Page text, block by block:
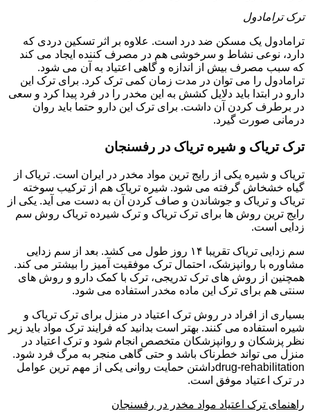
ترک ترامادول
ترامادول یک مسکن ضد درد است. علاوه بر اثر تسکین دردی که
دارد، نوعی نشاط و سرخوشی هم در مصرف کننده ایجاد می کند
که سبب مصرف بیش از اندازه و گاهی اعتیاد به آن می شود.
ترامادول را می توان در مدت زمان کمی ترک کرد. برای ترک این
دارو در ابتدا باید دلایل کشش به این مخدر را در فرد پیدا کرد و سعی
در برطرف کردن آن داشت. برای ترک این دارو حتما باید روان
درمانی صورت گیرد.
ترک تریاک و شیره تریاک در رفسنجان
تریاک و شیره یکی از رایج ترین مواد مخدر در ایران است. تریاک از
گیاه خشخاش گرفته می شود. شیره تریاک هم از ترکیب سوخته
تریاک و تریاک و جوشاندن و صاف کردن آن به دست می آید. یکی از
رایج ترین روش ها برای ترک تریاک و ترک شیرده تریاک روش سم
زدایی است.
سم زدایی تریاک تقریبا ۱۴ روز طول می کشد. بعد از سم زدایی
مشاوره با روانپزشک، احتمال ترک موفقیت آمیز را بیشتر می کند.
همچنین از روش های ترک تدریجی، ترک با کمک دارو و روش های
سنتی هم برای ترک این ماده مخدر استفاده می شود.
بسیاری از افراد در روش ترک اعتیاد در منزل برای ترک تریاک و
شیره استفاده می کنند. بهتر است بدانید که فرایند ترک مواد باید زیر
نظر پزشکان و روانپزشکان متخصص انجام شود و ترک اعتیاد در
منزل می تواند خطرناک باشد و حتی گاهی منجر به مرگ فرد شود.
drug-rehabilitationداشتن حمایت روانی یکی از مهم ترین عوامل
در ترک اعتیاد موفق است.
راهنمای ترک اعتیاد مواد مخدر در رفسنجان